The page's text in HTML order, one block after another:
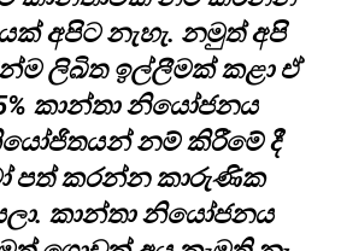
අපිට නැහැ. නමුත් අපි
ලිඛිත ඉල්ලීමක් කළා ඒ
කාන්තා නියෝජනය
නම් කිරීමේ දී
පත් කරන්න කාරුණික
කාන්තා නියෝජනය